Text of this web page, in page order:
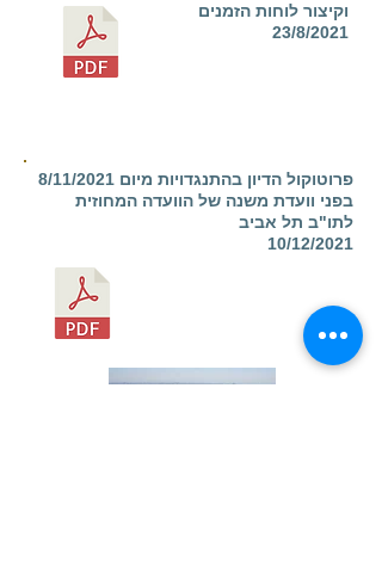
וקיצור לוחות הזמנים
23/8/2021
פרוטוקול הדיון בהתנגדויות מיום 8/11/2021
בפני וועדת משנה של הוועדה המחוזית
לתו"ב תל אביב
10/12/2021